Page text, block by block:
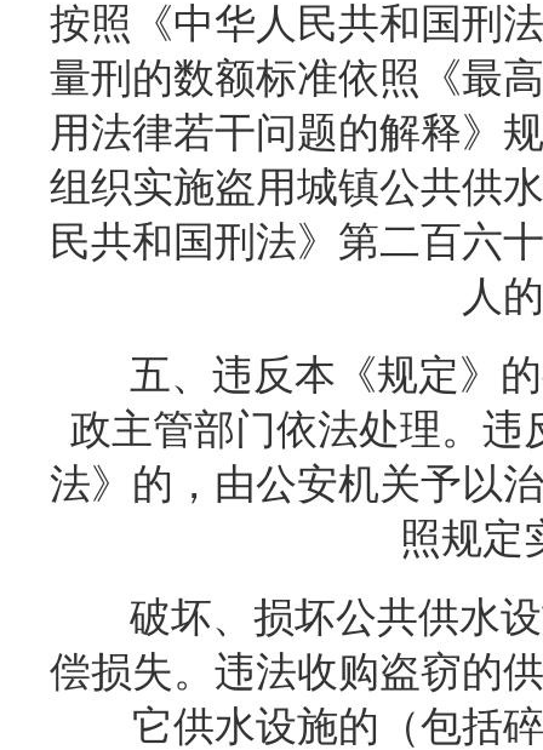
按照《中华人民共和国刑
量刑的数额标准依照《最
用法律若干问题的解释》
组织实施盗用城镇公共供
民共和国刑法》第二百六
人
五、违反本《规定》
政主管部门依法处理。
法》的，由公安机关予以
照规定
破坏、损坏公共供水
偿损失。违法收购盗窃的
它供水设施的（包括